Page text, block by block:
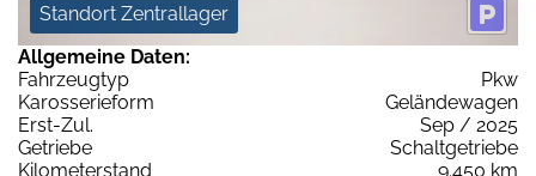
Standort Zentrallager
Allgemeine Daten:
Fahrzeugtyp
Pkw
Karosserieform
Geländewagen
Erst-Zul.
Sep / 2025
Getriebe
Schaltgetriebe
Kilometerstand
9.450 km